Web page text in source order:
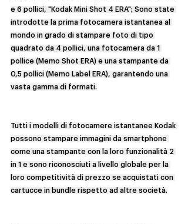
e 6 pollici, "Kodak Mini Shot 4 ERA"; Sono state
introdotte la prima fotocamera istantanea al
mondo in grado di stampare foto di tipo
quadrato da 4 pollici, una fotocamera da 1
pollice (Memo Shot ERA) e una stampante da
0,5 pollici (Memo Label ERA), garantendo una
vasta gamma di formati.
Tutti i modelli di fotocamere istantanee Kodak
possono stampare immagini da smartphone
come una stampante con la loro funzionalità 2
in 1 e sono riconosciuti a livello globale per la
loro competitività di prezzo se acquistati con
cartucce in bundle rispetto ad altre società.